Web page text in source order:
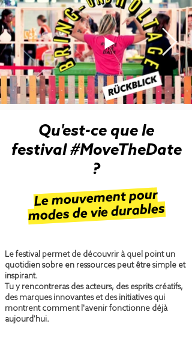
Qu'est-ce que le
festival #MoveTheDate
?
Le mouvement pour
modes de vie durables
Le festival permet de découvrir à quel point un
quotidien sobre en ressources peut être simple et
inspirant.
Tu y rencontreras des acteurs, des esprits créatifs,
des marques innovantes et des initiatives qui
montrent comment l'avenir fonctionne déjà
aujourd'hui.